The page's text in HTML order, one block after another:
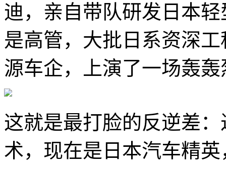
迪，亲自带队研发日本
是高管，大批日系资深
源车企，上演了一场轰
这就是最打脸的反逆差
术，现在是日本汽车精